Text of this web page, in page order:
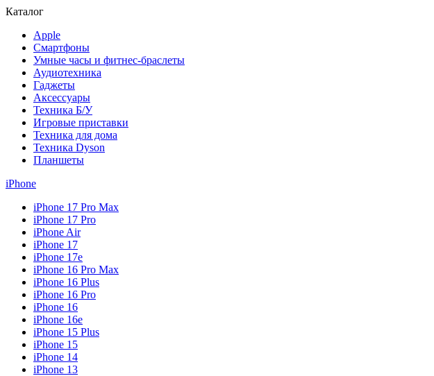
Каталог
Apple
Смартфоны
Умные часы и фитнес-браслеты
Аудиотехника
Гаджеты
Аксессуары
Техника Б/У
Игровые приставки
Техника для дома
Техника Dyson
Планшеты
iPhone
iPhone 17 Pro Max
iPhone 17 Pro
iPhone Air
iPhone 17
iPhone 17e
iPhone 16 Pro Max
iPhone 16 Plus
iPhone 16 Pro
iPhone 16
iPhone 16e
iPhone 15 Plus
iPhone 15
iPhone 14
iPhone 13